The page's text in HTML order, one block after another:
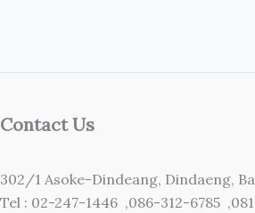
Contact Us
302/1 Asoke-Dindeang, Dindaeng,
Tel : 02-247-1446 ,086-312-6785